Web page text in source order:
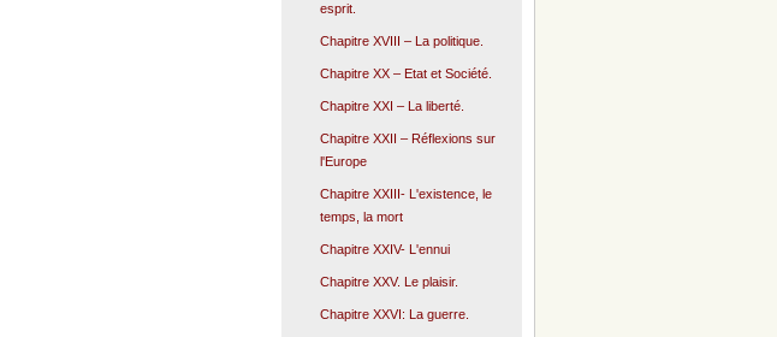
esprit.
Chapitre XVIII – La politique.
Chapitre XX – Etat et Société.
Chapitre XXI – La liberté.
Chapitre XXII – Réflexions sur
l'Europe
Chapitre XXIII- L'existence, le
temps, la mort
Chapitre XXIV- L'ennui
Chapitre XXV. Le plaisir.
Chapitre XXVI: La guerre.